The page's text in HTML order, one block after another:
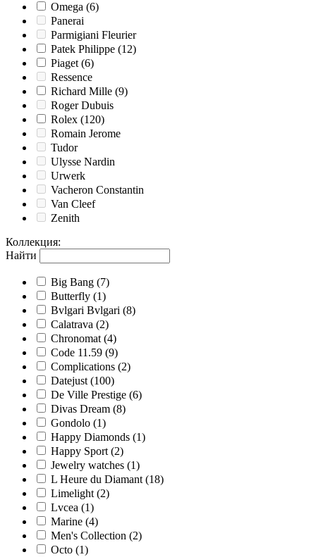
Omega (6)
Panerai
Parmigiani Fleurier
Patek Philippe (12)
Piaget (6)
Ressence
Richard Mille (9)
Roger Dubuis
Rolex (120)
Romain Jerome
Tudor
Ulysse Nardin
Urwerk
Vacheron Constantin
Van Cleef
Zenith
Коллекция:
Найти
Big Bang (7)
Butterfly (1)
Bvlgari Bvlgari (8)
Calatrava (2)
Chronomat (4)
Code 11.59 (9)
Complications (2)
Datejust (100)
De Ville Prestige (6)
Divas Dream (8)
Gondolo (1)
Happy Diamonds (1)
Happy Sport (2)
Jewelry watches (1)
L Heure du Diamant (18)
Limelight (2)
Lvcea (1)
Marine (4)
Men's Collection (2)
Octo (1)